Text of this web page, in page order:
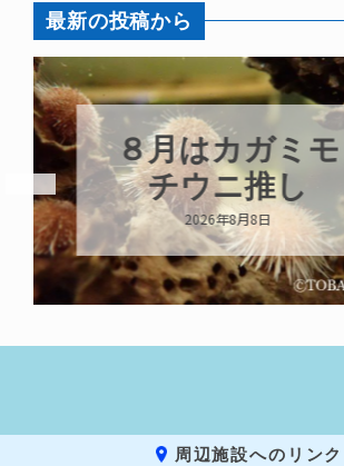
最新の投稿から
新発売！いち
キーホルダー
2026年8月8日
周辺施設へのリンク